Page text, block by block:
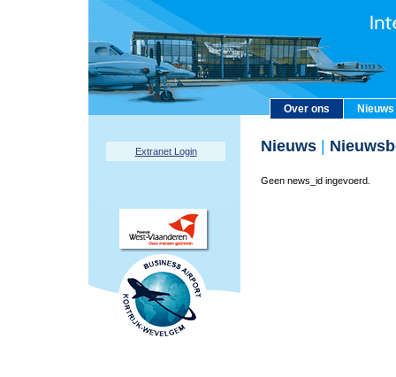
Over ons Nieuws
Extranet Login Nieuws
Geen news_id ingevoerd.